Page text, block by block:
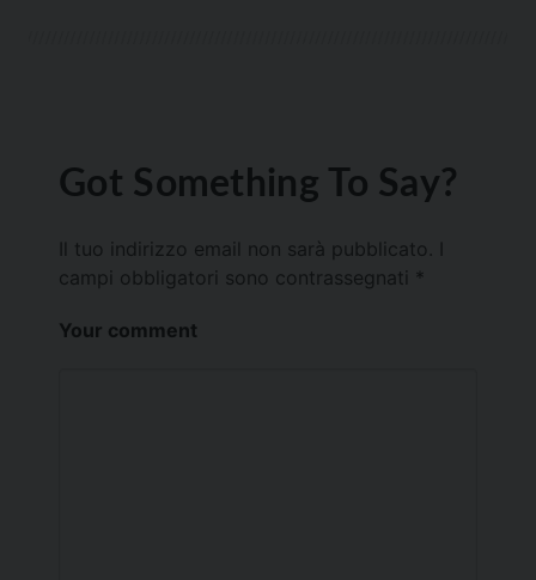
Got Something To Say?
Il tuo indirizzo email non sarà pubblicato.
campi obbligatori sono contrassegnati *
Your comment